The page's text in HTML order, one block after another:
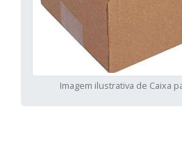
Imagem ilustrativa de Caixa